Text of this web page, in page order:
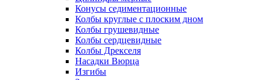
Конусы седиментационные
Колбы круглые с плоским дном
Колбы грушевидные
Колбы сердцевидные
Колбы Дрекселя
Насадки Вюрца
Изгибы